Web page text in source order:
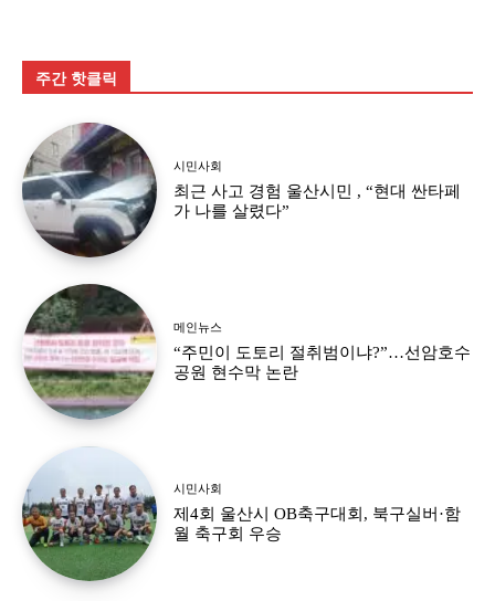
주간 핫클릭
시민사회
최근 사고 경험 울산시민 , “현대 싼타페
가 나를 살렸다”
메인뉴스
“주민이 도토리 절취범이냐?”…선암호수
공원 현수막 논란
시민사회
제4회 울산시 OB축구대회, 북구실버·함
월 축구회 우승